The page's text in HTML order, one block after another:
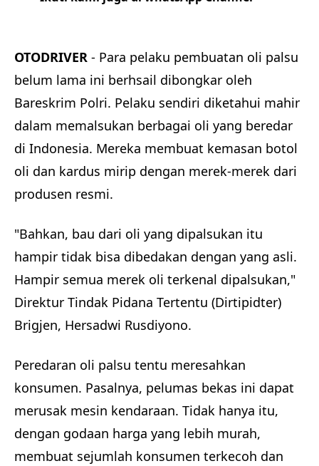
OTODRIVER - Para pelaku pembuatan oli palsu
belum lama ini berhsail dibongkar oleh
Bareskrim Polri. Pelaku sendiri diketahui mahir
dalam memalsukan berbagai oli yang beredar
di Indonesia. Mereka membuat kemasan botol
oli dan kardus mirip dengan merek-merek dari
produsen resmi.
"Bahkan, bau dari oli yang dipalsukan itu
hampir tidak bisa dibedakan dengan yang asli.
Hampir semua merek oli terkenal dipalsukan,"
Direktur Tindak Pidana Tertentu (Dirtipidter)
Brigjen, Hersadwi Rusdiyono.
Peredaran oli palsu tentu meresahkan
konsumen. Pasalnya, pelumas bekas ini dapat
merusak mesin kendaraan. Tidak hanya itu,
dengan godaan harga yang lebih murah,
membuat sejumlah konsumen terkecoh dan